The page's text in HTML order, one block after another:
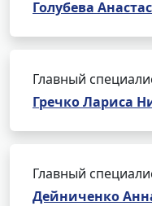
Голубева
Главный
Гречко Лариса
Главный
Дейниченко